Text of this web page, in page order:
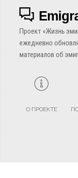
Проект «Жизнь
ежедневно
материалов об
О ПРОЕКТЕ